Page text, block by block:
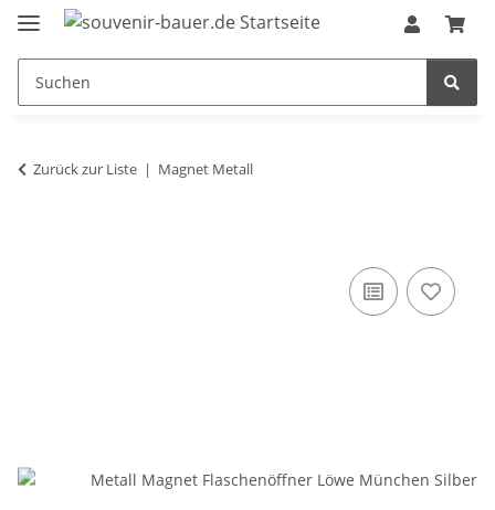
Zurück zur Liste Magnet Metall